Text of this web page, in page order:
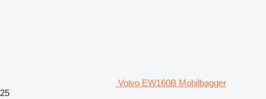
Volvo EW160B Mobilbagger
25